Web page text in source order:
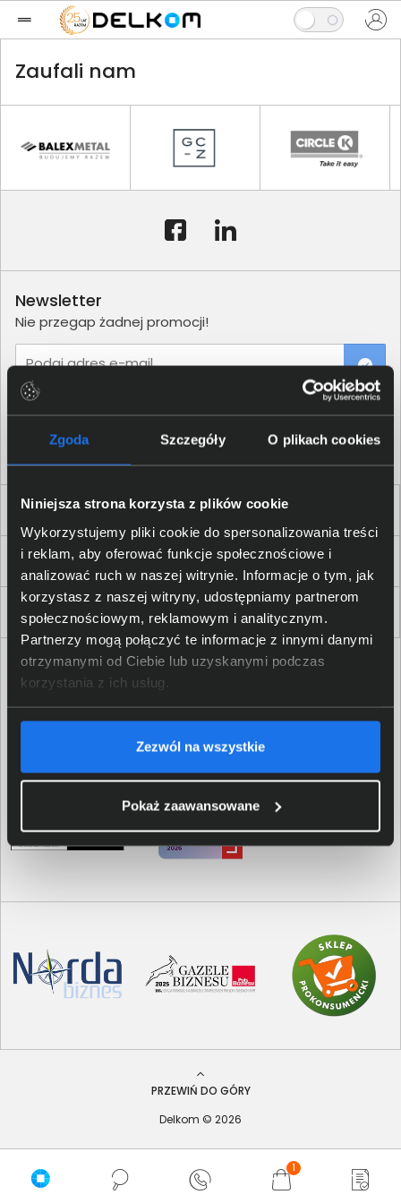
Zgoda Szczegóły O plikach cookies
Niniejsza strona korzysta z plików cookie
Wykorzystujemy pliki cookie do spersonalizowania treści
i reklam, aby oferować funkcje społecznościowe i
analizować ruch w naszej witrynie. Informacje o tym, jak
korzystasz z naszej witryny, udostępniamy partnerom
społecznościowym, reklamowym i analitycznym.
Partnerzy mogą połączyć te informacje z innymi danymi
otrzymanymi od Ciebie lub uzyskanymi podczas
korzystania z ich usług.
Zezwól na wszystkie
Pokaż zaawansowane
1
Zaufali nam
Dla Firm i Instytucji
Zakupy
Delkom 2000
Newsletter
Nie przegap żadnej promocji!
Podaj adres e-mail
PRZEWIŃ DO GÓRY
Delkom © 2026